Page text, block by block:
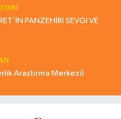
PANZEHİRİ SEVGİ VE
RAM (Rehberlik Araştırma Merkezi)